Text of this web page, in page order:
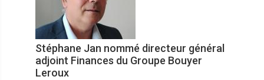
Stéphane Jan nommé directeur général
adjoint Finances du Groupe Bouyer
Leroux